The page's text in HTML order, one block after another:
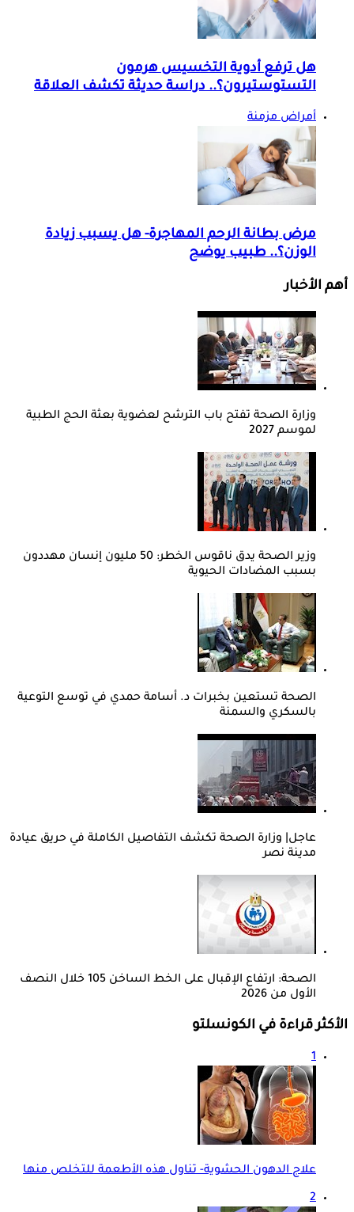
هل ترفع أدوية التخسيس هرمون
التستوستيرون؟.. دراسة حديثة تكشف العلاقة
أمراض مزمنة
مرض بطانة الرحم المهاجرة- هل يسبب زيادة
الوزن؟.. طبيب يوضح
أهم الأخبار
وزارة الصحة تفتح باب الترشح لعضوية بعثة الحج الطبية
لموسم 2027
وزير الصحة يدق ناقوس الخطر: 50 مليون إنسان مهددون
بسبب المضادات الحيوية
الصحة تستعين بخبرات د. أسامة حمدي في توسع التوعية
بالسكري والسمنة
عاجل| وزارة الصحة تكشف التفاصيل الكاملة في حريق عيادة
مدينة نصر
الصحة: ارتفاع الإقبال على الخط الساخن 105 خلال النصف
الأول من 2026
الأكثر قراءة في الكونسلتو
1
علاج الدهون الحشوية- تناول هذه الأطعمة للتخلص منها
2